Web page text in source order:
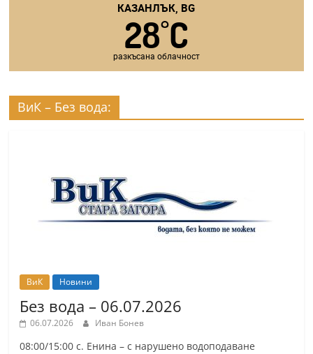
КАЗАНЛЪК, BG
28°C
разкъсана облачност
ВиК – Без вода:
ВиК Новини
Без вода – 06.07.2026
06.07.2026 Иван Бонев
08:00/15:00 с. Енина – с нарушено водоподаване